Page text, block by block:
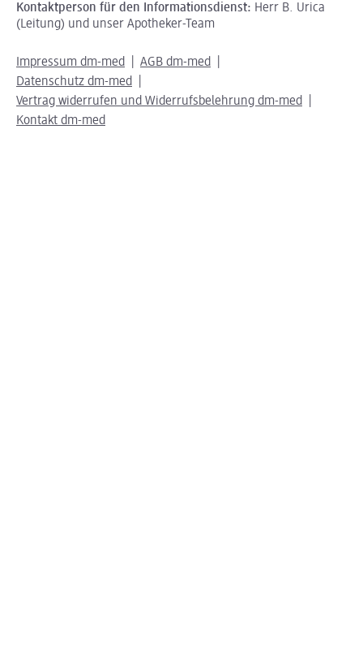
Kontaktperson für den Informationsdienst: Herr B. Urica
(Leitung) und unser Apotheker-Team
Impressum dm-med
AGB dm-med
Datenschutz dm-med
Vertrag widerrufen und Widerrufsbelehrung dm-med
Kontakt dm-med